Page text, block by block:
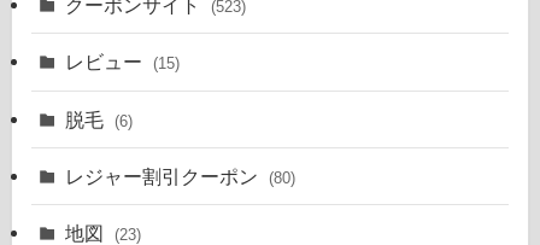
クーポンサイト (523)
レビュー (15)
脱毛 (6)
レジャー割引クーポン (80)
地図 (23)